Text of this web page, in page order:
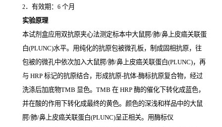
2．有效期： 6 个月
实验原理
本试剂盒应用双抗原夹心法测定标本中大鼠腭/肺/鼻上皮癌关联蛋
白(PLUNC)水平。用纯化的抗原包被微孔板，制成固相抗原，往
包被的微孔中依次加入大鼠腭/肺/鼻上皮癌关联蛋白(PLUNC)，再
与 HRP 标记的抗原结合，形成抗原-抗体-酶标抗原复合物，经过
洗涤后加底物TMB 显色。 TMB 在 HRP 酶的催化下转化成蓝色，
并在酸的作用下转化成最终的黄色。颜色的深浅和样品中的大鼠
腭/肺/鼻上皮癌关联蛋白(PLUNC)呈正相关。用酶标仪